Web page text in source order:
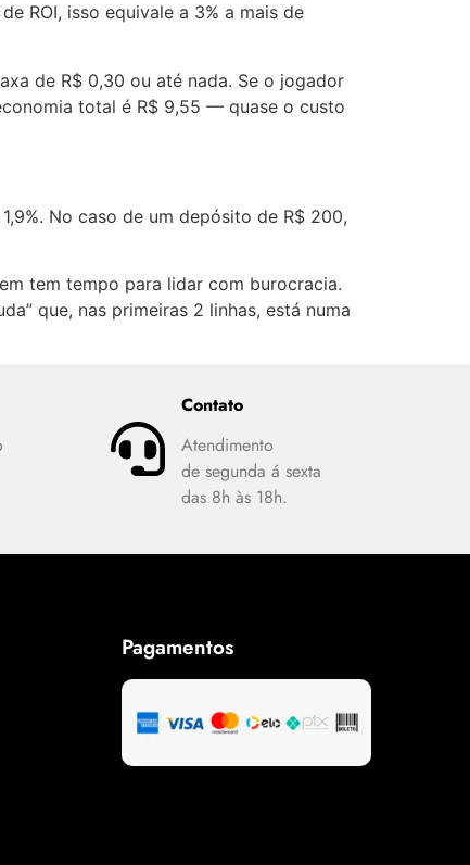
ROI, isso equivale a 3% a mais de
de R$ 0,30 ou até nada. Se o jogador
total é R$ 9,55 — quase o custo
No caso de um depósito de R$ 200,
tem tempo para lidar com burocracia.
que, nas primeiras 2 linhas, está numa
Contato
Atendimento
de segunda á sexta
das 8h às 18h.
Pagamentos